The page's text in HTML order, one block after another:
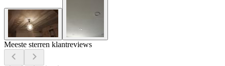
Meeste sterren klantreviews